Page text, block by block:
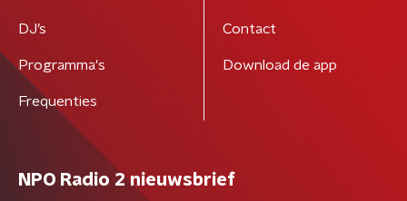
DJ’s
Programma's
Frequenties
Contact
Download de app
NPO Radio 2 nieuwsbrief